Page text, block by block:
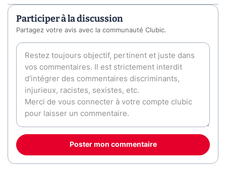
Participer à la discussion
Partagez votre avis avec la communauté Clubic.
Poster mon commentaire